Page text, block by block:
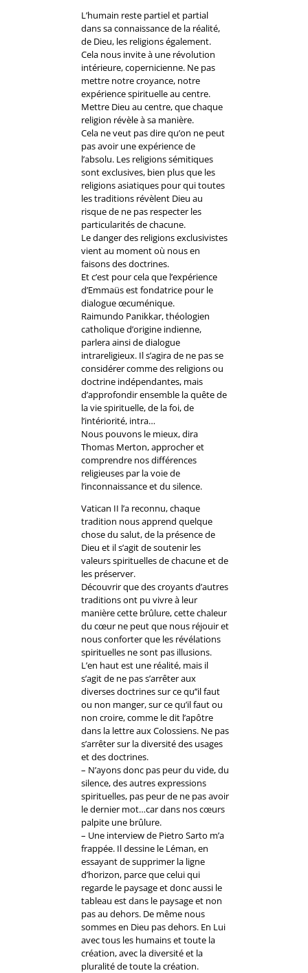
L’humain reste partiel et partial
dans sa connaissance de la réalité,
de Dieu, les religions également.
Cela nous invite à une révolution
intérieure, copernicienne. Ne pas
mettre notre croyance, notre
expérience spirituelle au centre.
Mettre Dieu au centre, que chaque
religion révèle à sa manière.
Cela ne veut pas dire qu’on ne peut
pas avoir une expérience de
l’absolu. Les religions sémitiques
sont exclusives, bien plus que les
religions asiatiques pour qui toutes
les traditions révèlent Dieu au
risque de ne pas respecter les
particularités de chacune.
Le danger des religions exclusivistes
vient au moment où nous en
faisons des doctrines.
Et c’est pour cela que l’expérience
d’Emmaüs est fondatrice pour le
dialogue œcuménique.
Raimundo Panikkar, théologien
catholique d’origine indienne,
parlera ainsi de dialogue
intrareligieux. Il s’agira de ne pas se
considérer comme des religions ou
doctrine indépendantes, mais
d’approfondir ensemble la quête de
la vie spirituelle, de la foi, de
l’intériorité, intra…
Nous pouvons le mieux, dira
Thomas Merton, approcher et
comprendre nos différences
religieuses par la voie de
l’inconnaissance et du silence.
Vatican II l’a reconnu, chaque
tradition nous apprend quelque
chose du salut, de la présence de
Dieu et il s’agit de soutenir les
valeurs spirituelles de chacune et de
les préserver.
Découvrir que des croyants d’autres
traditions ont pu vivre à leur
manière cette brûlure, cette chaleur
du cœur ne peut que nous réjouir et
nous conforter que les révélations
spirituelles ne sont pas illusions.
L’en haut est une réalité, mais il
s’agit de ne pas s’arrêter aux
diverses doctrines sur ce qu’’il faut
ou non manger, sur ce qu’il faut ou
non croire, comme le dit l’apôtre
dans la lettre aux Colossiens. Ne pas
s’arrêter sur la diversité des usages
et des doctrines.
– N’ayons donc pas peur du vide, du
silence, des autres expressions
spirituelles, pas peur de ne pas avoir
le dernier mot…car dans nos cœurs
palpite une brûlure.
– Une interview de Pietro Sarto m’a
frappée. Il dessine le Léman, en
essayant de supprimer la ligne
d’horizon, parce que celui qui
regarde le paysage et donc aussi le
tableau est dans le paysage et non
pas au dehors. De même nous
sommes en Dieu pas dehors. En Lui
avec tous les humains et toute la
création, avec la diversité et la
pluralité de toute la création.